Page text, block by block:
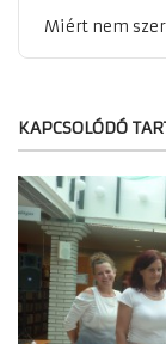
Miért nem
KAPCSOLÓDÓ